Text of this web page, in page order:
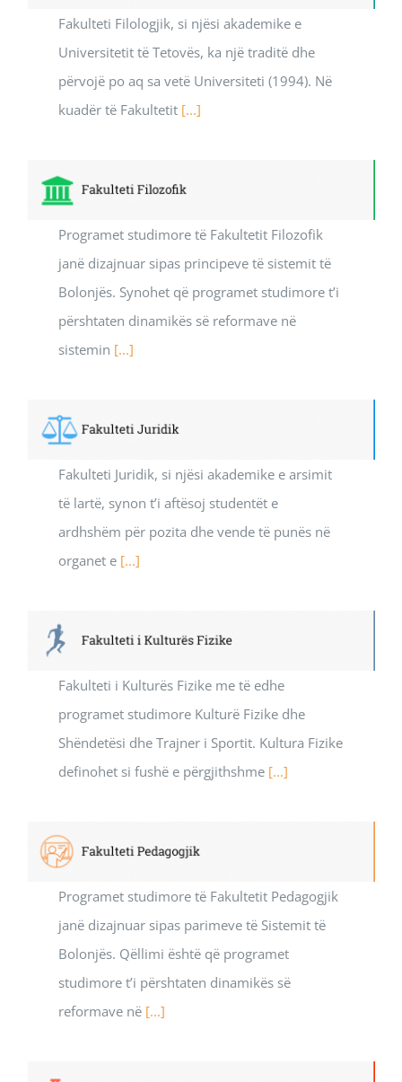
Fakulteti Filologjik, si njësi akademike e
Universitetit të Tetovës, ka një traditë dhe
përvojë po aq sa vetë Universiteti (1994). Në
kuadër të Fakultetit [...]
Programet studimore të Fakultetit Filozofik
janë dizajnuar sipas principeve të sistemit të
Bolonjës. Synohet që programet studimore t’i
përshtaten dinamikës së reformave në
sistemin [...]
Fakulteti Juridik, si njësi akademike e arsimit
të lartë, synon t’i aftësoj studentët e
ardhshëm për pozita dhe vende të punës në
organet e [...]
Fakulteti i Kulturës Fizike me të edhe
programet studimore Kulturë Fizike dhe
Shëndetësi dhe Trajner i Sportit. Kultura Fizike
definohet si fushë e përgjithshme [...]
Programet studimore të Fakultetit Pedagogjik
janë dizajnuar sipas parimeve të Sistemit të
Bolonjës. Qëllimi është që programet
studimore t’i përshtaten dinamikës së
reformave në [...]